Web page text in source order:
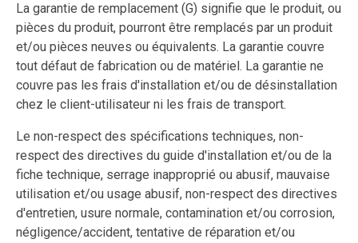
La garantie de remplacement (G) signifie que le produit, ou
pièces du produit, pourront être remplacés par un produit
et/ou pièces neuves ou équivalents. La garantie couvre
tout défaut de fabrication ou de matériel. La garantie ne
couvre pas les frais d'installation et/ou de désinstallation
chez le client-utilisateur ni les frais de transport.
Le non-respect des spécifications techniques, non-
respect des directives du guide d'installation et/ou de la
fiche technique, serrage inapproprié ou abusif, mauvaise
utilisation et/ou usage abusif, non-respect des directives
d'entretien, usure normale, contamination et/ou corrosion,
négligence/accident, tentative de réparation et/ou